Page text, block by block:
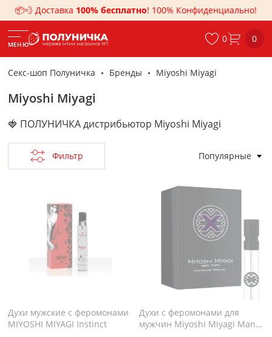
📦💨 Доставка 100% бесплатно! 100% Конфиденциально!
МЕНЮ 0 0
Секс-шоп Полуничка Бренды Miyoshi Miyagi
Miyoshi Miyagi
🍓 ПОЛУНИЧКАдистрибьютор Miyoshi Miyagi
Фильтр Популярные
Духи мужские с феромонами
MIYOSHI MIYAGI Instinct
Духи с феромонами для
мужчин Miyoshi Miyagi Man